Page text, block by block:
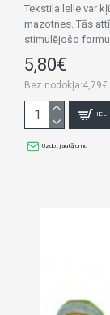
Tekstila lelle var
mazotnes. Tās
stimulējošo formu
5,80€
Bez nodokļa:4,79€
Uzdot jautājumu